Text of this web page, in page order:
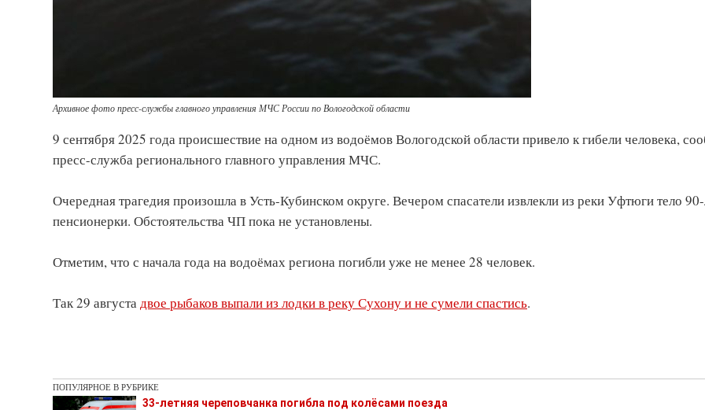
Архивное фото пресс-службы главного управления МЧС России по Вологодской области
9 сентября 2025 года происшествие на одном из водоёмов Вологодской области привело к гибели человека,
пресс-служба регионального главного управления МЧС.
Очередная трагедия произошла в Усть-Кубинском округе. Вечером спасатели извлекли из реки Уфтюги тело
пенсионерки. Обстоятельства ЧП пока не установлены.
Отметим, что с начала года на водоёмах региона погибли уже не менее 28 человек.
Так 29 августадвое рыбаков выпали из лодки в реку Сухону и не сумели спастись.
ПОПУЛЯРНОЕ В РУБРИКЕ
33-летняя череповчанка погибла под колёсами поезда